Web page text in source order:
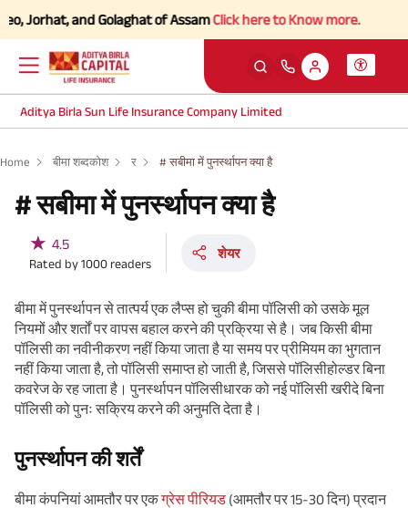
and Golaghat of AssamClick here to Know more.
Aditya Birla Sun Life Insurance Company Limited
Home बीमा शब्दकोश र # सबीमा में पुनर्स्थापन क्या है
# सबीमा में पुनर्स्थापन क्या है
★ 4.5
Rated by1000 readers
शेयर
बीमा में पुनर्स्थापन से तात्पर्य एक लैप्स हो चुकी बीमा पॉलिसी को उसके मूल
नियमों और शर्तों पर वापस बहाल करने की प्रक्रिया से है। जब किसी बीमा
पॉलिसी का नवीनीकरण नहीं किया जाता है या समय पर प्रीमियम का भुगतान
नहीं किया जाता है, तो पॉलिसी समाप्त हो जाती है, जिससे पॉलिसीहोल्डर बिना
कवरेज के रह जाता है। पुनर्स्थापन पॉलिसीधारक को नई पॉलिसी खरीदे बिना
पॉलिसी को पुनः सक्रिय करने की अनुमति देता है।
पुनर्स्थापन की शर्तें
बीमा कंपनियां आमतौर पर एकग्रेस पीरियड (आमतौर पर 15-30 दिन) प्रदान